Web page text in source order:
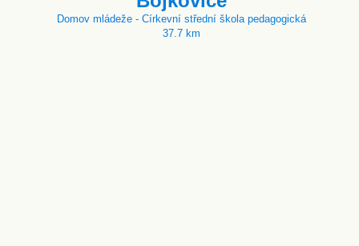
Domov mládeže - Církevní střední škola pedagogická
37.7 km